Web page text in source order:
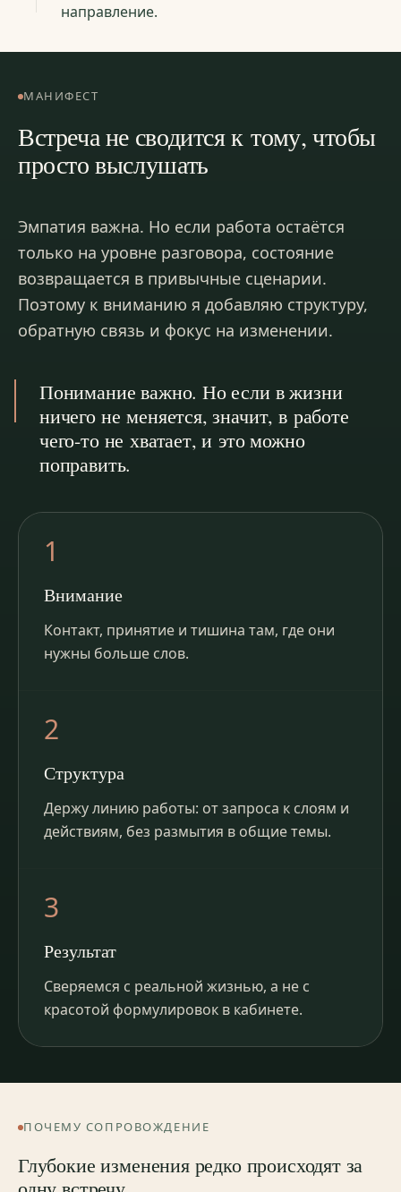
направление.
МАНИФЕСТ
Встреча не сводится к тому, чтобы
просто выслушать
Эмпатия важна. Но если работа остаётся
только на уровне разговора, состояние
возвращается в привычные сценарии.
Поэтому к вниманию я добавляю структуру,
обратную связь и фокус на изменении.
Понимание важно. Но если в жизни
ничего не меняется, значит, в работе
чего-то не хватает, и это можно
поправить.
1
Внимание
Контакт, принятие и тишина там, где они
нужны больше слов.
2
Структура
Держу линию работы: от запроса к слоям и
действиям, без размытия в общие темы.
3
Результат
Сверяемся с реальной жизнью, а не с
красотой формулировок в кабинете.
ПОЧЕМУ СОПРОВОЖДЕНИЕ
Глубокие изменения редко происходят за